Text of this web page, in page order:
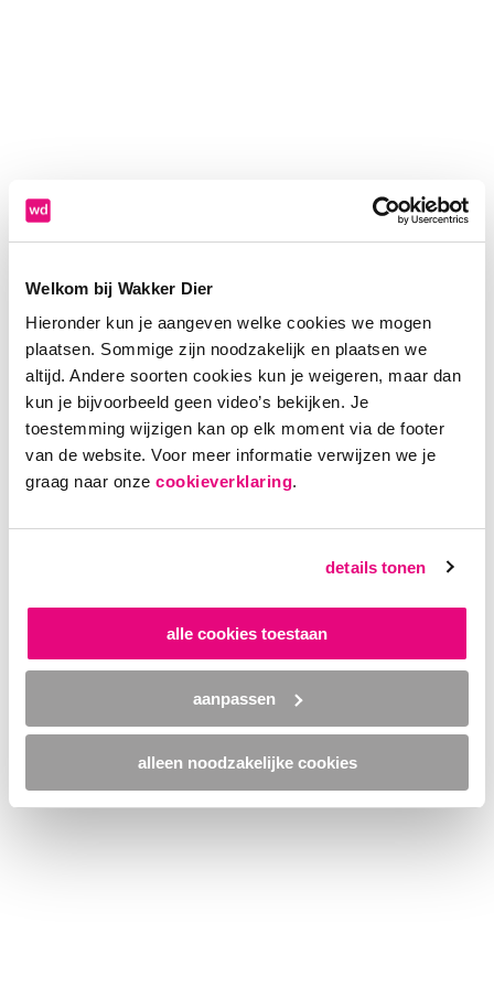
Welkom bij Wakker Dier
Hieronder kun je aangeven welke cookies we mogen
plaatsen. Sommige zijn noodzakelijk en plaatsen we
altijd. Andere soorten cookies kun je weigeren, maar dan
kun je bijvoorbeeld geen video’s bekijken. Je
toestemming wijzigen kan op elk moment via de footer
van de website. Voor meer informatie verwijzen we je
graag naar onze cookieverklaring.
details tonen
alle cookies toestaan
aanpassen
alleen noodzakelijke cookies
Application error: a client-side exception has occurred (see the